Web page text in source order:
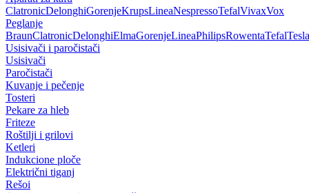
ClatronicDelonghiGorenjeKrupsLineaNespressoTefalVivaxVox
Peglanje
BraunClatronicDelonghiElmaGorenjeLineaPhilipsRowentaTefalTesla
Usisivači i paročistači
Usisivači
Paročistači
Kuvanje i pečenje
Tosteri
Pekare za hleb
Friteze
Roštilji i grilovi
Ketleri
Indukcione ploče
Električni tiganj
Rešoi